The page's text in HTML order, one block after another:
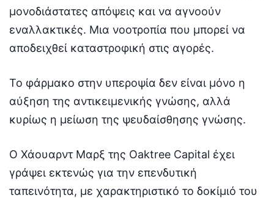
μονοδιάστατες απόψεις και να αγνοούν
εναλλακτικές. Μια νοοτροπία που μπορεί να
αποδειχθεί καταστροφική στις αγορές.
Το φάρμακο στην υπεροψία δεν είναι μόνο η
αύξηση της αντικειμενικής γνώσης, αλλά
κυρίως η μείωση της ψευδαίσθησης γνώσης.
Ο Χάουαρντ Μαρξ της Oaktree Capital έχει
γράψει εκτενώς για την επενδυτική
ταπεινότητα, με χαρακτηριστικό το δοκίμιό του